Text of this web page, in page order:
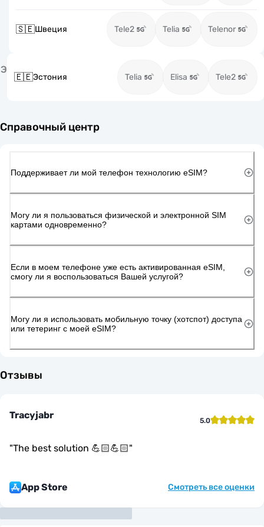
🇸🇪Швеция Tele2 Telia Telenor
Э
🇪🇪Эстония Telia Elisa Tele2
Справочный центр
Поддерживает ли мой телефон технологию eSIM?
Могу ли я пользоваться физической и электронной SIM
картами одновременно?
Если в моем телефоне уже есть активированная eSIM,
смогу ли я воспользоваться Вашей услугой?
Могу ли я использовать мобильную точку (хотспот) доступа
или тетеринг с моей eSIM?
Отзывы
Tracyjabr 5.0
"The best solution 💪🏻💪🏻"
App Store Смотреть все оценки